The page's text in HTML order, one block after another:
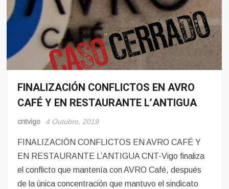
Conflito
Hosteleria
FINALIZACIÓN CONFLICTOS EN AVRO
CAFÉ Y EN RESTAURANTE L’ANTIGUA
cntvigo 4 Outubro, 2019
FINALIZACIÓN CONFLICTOS EN AVRO CAFÉ Y
EN RESTAURANTE L’ANTIGUA CNT-Vigo finaliza
el conflicto que mantenía con AVRO Café, después
de la única concentración que mantuvo el sindicato